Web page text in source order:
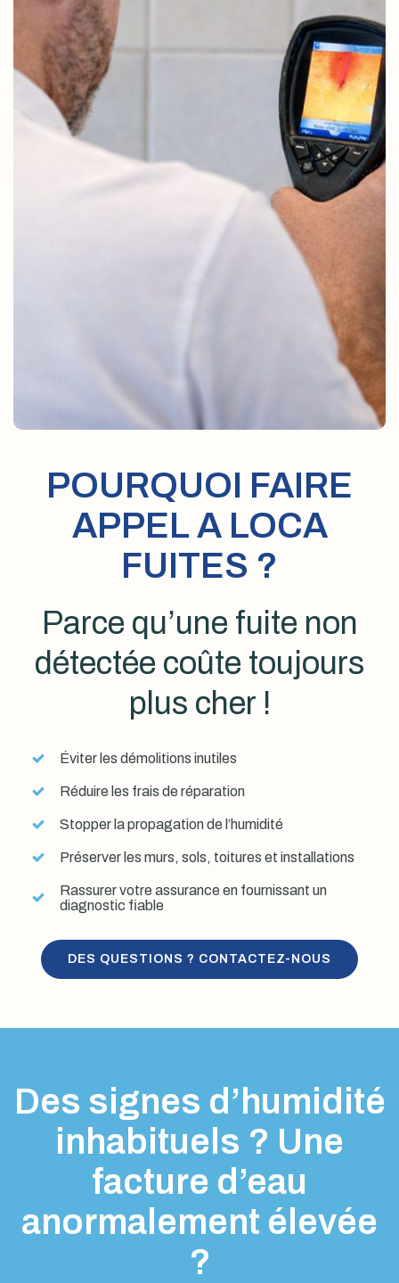
POURQUOI FAIRE
APPEL A LOCA
FUITES ?
Parce qu’une fuite non
détectée coûte toujours
plus cher !
Éviter les démolitions inutiles
Réduire les frais de réparation
Stopper la propagation de l’humidité
Préserver les murs, sols, toitures et installations
Rassurer votre assurance en fournissant un
diagnostic fiable
DES QUESTIONS ? CONTACTEZ-NOUS
Des signes d’humidité
inhabituels ? Une
facture d’eau
anormalement élevée
?